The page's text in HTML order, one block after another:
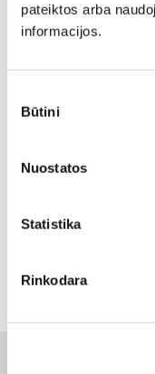
pateiktos arba
informacijos.
pasirinkimas
Būtini
Nuostatos
Statistika
Rinkodara
Žiūrėti detaliau